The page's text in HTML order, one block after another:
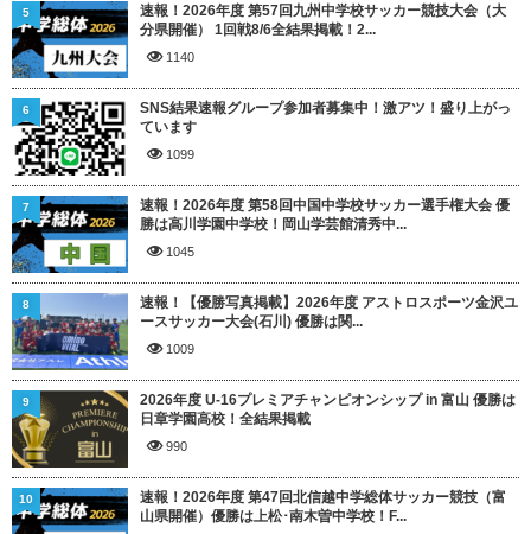
速報！2026年度 第57回九州中学校サッカー競技大会（大
分県開催） 1回戦8/6全結果掲載！2...
1140
5
SNS結果速報グループ参加者募集中！激アツ！盛り上がっ
ています
1099
6
速報！2026年度 第58回中国中学校サッカー選手権大会 優
勝は高川学園中学校！岡山学芸館清秀中...
1045
7
速報！【優勝写真掲載】2026年度 アストロスポーツ金沢ユ
ースサッカー大会(石川) 優勝は関...
1009
8
2026年度 U-16プレミアチャンピオンシップ in 富山 優勝は
日章学園高校！全結果掲載
990
9
速報！2026年度 第47回北信越中学総体サッカー競技（富
山県開催）優勝は上松･南木曽中学校！F...
10